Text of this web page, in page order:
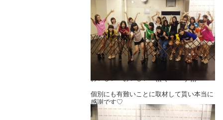
いざ！記者会見。
やっぱり知ってる記者さん達だらけ♡
舞台の記者会見とか初めてだったけどお陰
でリラックス出来ました。
そして西永いじり有難うございました(笑)
個別にも有難いことに取材して貰い本当に
感謝です♡
ファンの方が何回もループしてくれたり楽
しかったです♪